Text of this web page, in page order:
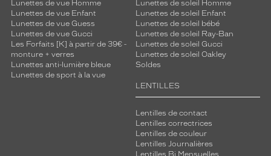
Lunettes de vue Homme
Lunettes de vue Enfant
Lunettes de vue Guess
Lunettes de vue Gucci
Les Forfaits [K] à partir de 39€ -
monture + verres
Lunettes anti-lumière bleue
Lunettes de sport à la vue
Lunettes de soleil Homme
Lunettes de soleil Enfant
Lunettes de soleil bébé
Lunettes de soleil Ray-Ban
Lunettes de soleil Gucci
Lunettes de soleil Oakley
Soldes
LENTILLES
Lentilles de contact
Lentilles correctrices
Lentilles de couleur
Lentilles Journalières
Lentilles Bi Mensuelles